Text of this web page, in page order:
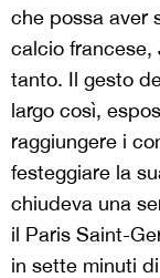
che possa aver
calcio francese,
tanto. Il gesto
largo così,
raggiungere i
festeggiare la
chiudeva una
il Paris Saint-
in sette minuti